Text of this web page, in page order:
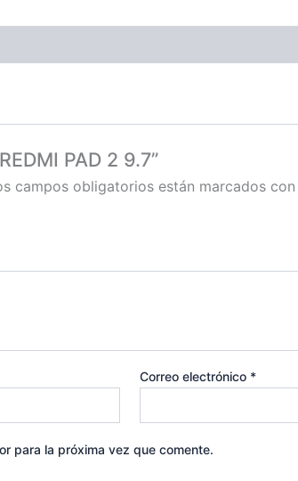
PAD 2 9.7”
campos obligatorios están marcados con
Correo electrónico *
para la próxima vez que comente.